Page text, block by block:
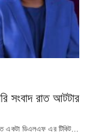
সংবাদ রাত আটটার
একটা ডিএলএফ এর টিকিট…